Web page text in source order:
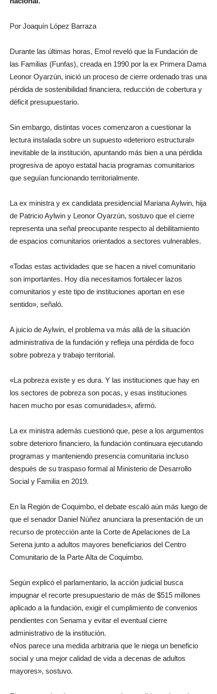
Por Joaquín López Barraza
Durante las últimas horas, Emol reveló que la Fundación de
las Familias (Funfas), creada en 1990 por la ex Primera Dama
Leonor Oyarzún, inició un proceso de cierre ordenado tras una
pérdida de sostenibilidad financiera, reducción de cobertura y
déficit presupuestario.
Sin embargo, distintas voces comenzaron a cuestionar la
lectura instalada sobre un supuesto «deterioro estructural»
inevitable de la institución, apuntando más bien a una pérdida
progresiva de apoyo estatal hacia programas comunitarios
que seguían funcionando territorialmente.
La ex ministra y ex candidata presidencial Mariana Aylwin, hija
de Patricio Aylwin y Leonor Oyarzún, sostuvo que el cierre
representa una señal preocupante respecto al debilitamiento
de espacios comunitarios orientados a sectores vulnerables.
«Todas estas actividades que se hacen a nivel comunitario
son importantes. Hoy día necesitamos fortalecer lazos
comunitarios y este tipo de instituciones aportan en ese
sentido», señaló.
A juicio de Aylwin, el problema va más allá de la situación
administrativa de la fundación y refleja una pérdida de foco
sobre pobreza y trabajo territorial.
«La pobreza existe y es dura. Y las instituciones que hay en
los sectores de pobreza son pocas, y esas instituciones
hacen mucho por esas comunidades», afirmó.
La ex ministra además cuestionó que, pese a los argumentos
sobre deterioro financiero, la fundación continuara ejecutando
programas y manteniendo presencia comunitaria incluso
después de su traspaso formal al Ministerio de Desarrollo
Social y Familia en 2019.
En la Región de Coquimbo, el debate escaló aún más luego de
que el senador Daniel Núñez anunciara la presentación de un
recurso de protección ante la Corte de Apelaciones de La
Serena junto a adultos mayores beneficiarios del Centro
Comunitario de la Parte Alta de Coquimbo.
Según explicó el parlamentario, la acción judicial busca
impugnar el recorte presupuestario de más de $515 millones
aplicado a la fundación, exigir el cumplimiento de convenios
pendientes con Senama y evitar el eventual cierre
administrativo de la institución.
«Nos parece una medida arbitraria que le niega un beneficio
social y una mejor calidad de vida a decenas de adultos
mayores», sostuvo.